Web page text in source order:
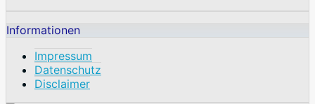
Informationen
Impressum
Datenschutz
Disclaimer